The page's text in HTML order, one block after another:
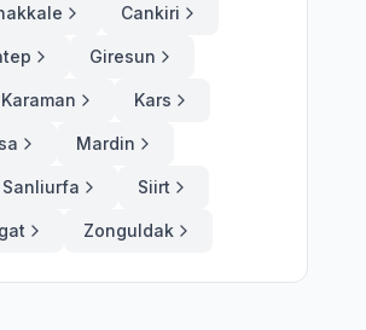
Cankiri
Giresun
Karaman Kars
Mardin
Sanliurfa Siirt
Zonguldak